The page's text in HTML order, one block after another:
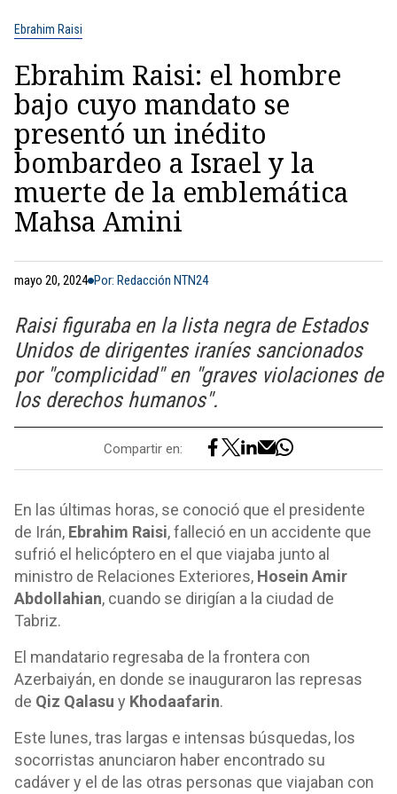
Ebrahim Raisi
Ebrahim Raisi: el hombre
bajo cuyo mandato se
presentó un inédito
bombardeo a Israel y la
muerte de la emblemática
Mahsa Amini
mayo 20, 2024 Por: Redacción NTN24
Raisi figuraba en la lista negra de Estados
Unidos de dirigentes iraníes sancionados
por "complicidad" en "graves violaciones de
los derechos humanos".
Compartir en:
En las últimas horas, se conoció que el presidente
de Irán, Ebrahim Raisi, falleció en un accidente que
sufrió el helicóptero en el que viajaba junto al
ministro de Relaciones Exteriores, Hosein Amir
Abdollahian, cuando se dirigían a la ciudad de
Tabriz.
El mandatario regresaba de la frontera con
Azerbaiyán, en donde se inauguraron las represas
de Qiz Qalasu y Khodaafarin.
Este lunes, tras largas e intensas búsquedas, los
socorristas anunciaron haber encontrado su
cadáver y el de las otras personas que viajaban con